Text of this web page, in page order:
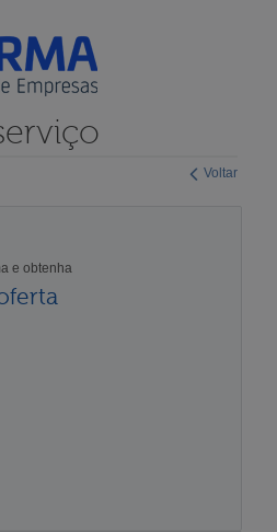
Voltar
e obtenha